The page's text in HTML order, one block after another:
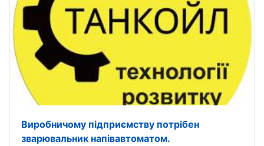
Виробничому підприємству потрібен
зварювальник напівавтоматом.